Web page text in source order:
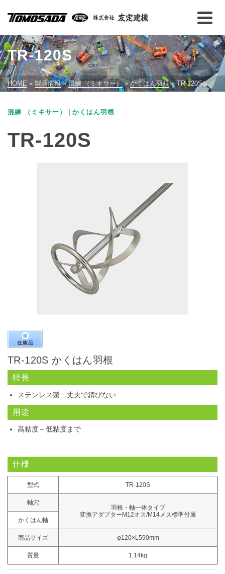
TR-120S
HOME » 製品情報 » 混練 （ミキサー） » かくはん羽根 » TR-120S
混練 （ミキサー） | かくはん羽根
TR-120S
TR-120S かくはん羽根
特長
ステンレス製 丈夫で錆びない
用途
高粘度～低粘度まで
仕様
型式 TR-120S
軸穴
羽根・軸一体タイプ
変換アダプターM12オス/M14メス標準付属
かくはん軸
商品サイズ φ120×L590mm
質量 1.14kg